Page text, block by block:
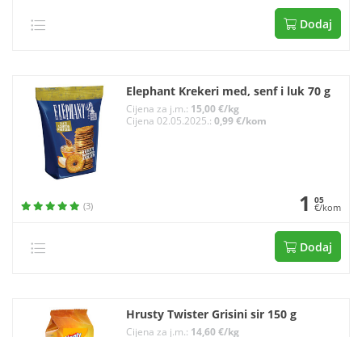
Dodaj
Elephant Krekeri med, senf i luk 70 g
Cijena za j.m.: 15,00 €/kg
Cijena 02.05.2025.: 0,99 €/kom
(3) 1 05
€/kom
Dodaj
Hrusty Twister Grisini sir 150 g
Cijena za j.m.: 14,60 €/kg